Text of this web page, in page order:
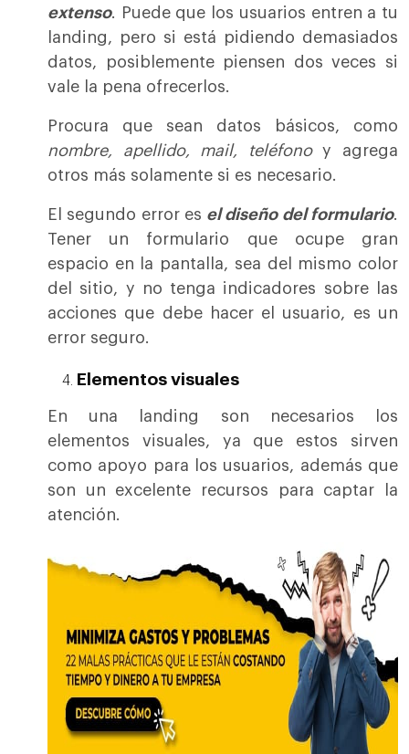
extenso. Puede que los usuarios entren a tu
landing, pero si está pidiendo demasiados
datos, posiblemente piensen dos veces si
vale la pena ofrecerlos.
Procura que sean datos básicos, como
nombre, apellido, mail, teléfonoy agrega
otros más solamente si es necesario.
El segundo error es el diseño del formulario.
Tener un formulario que ocupe gran
espacio en la pantalla, sea del mismo color
del sitio, y no tenga indicadores sobre las
acciones que debe hacer el usuario, es un
error seguro.
Elementos visuales
En una landing son necesarios los
elementos visuales, ya que estos sirven
como apoyo para los usuarios, además que
son un excelente recursos para captar la
atención.